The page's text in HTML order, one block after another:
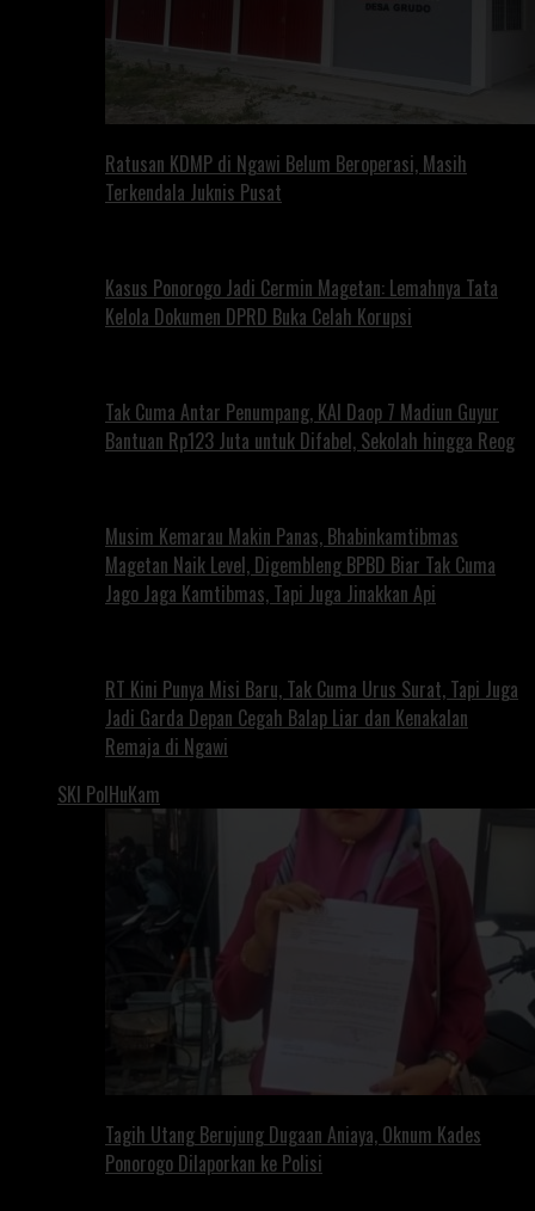
Ratusan KDMP di Ngawi Belum Beroperasi, Masih
Terkendala Juknis Pusat
Kasus Ponorogo Jadi Cermin Magetan: Lemahnya Tata
Kelola Dokumen DPRD Buka Celah Korupsi
Tak Cuma Antar Penumpang, KAI Daop 7 Madiun Guyur
Bantuan Rp123 Juta untuk Difabel, Sekolah hingga Reog
Musim Kemarau Makin Panas, Bhabinkamtibmas
Magetan Naik Level, Digembleng BPBD Biar Tak Cuma
Jago Jaga Kamtibmas, Tapi Juga Jinakkan Api
RT Kini Punya Misi Baru, Tak Cuma Urus Surat, Tapi Juga
Jadi Garda Depan Cegah Balap Liar dan Kenakalan
Remaja di Ngawi
SKI PolHuKam
Tagih Utang Berujung Dugaan Aniaya, Oknum Kades
Ponorogo Dilaporkan ke Polisi